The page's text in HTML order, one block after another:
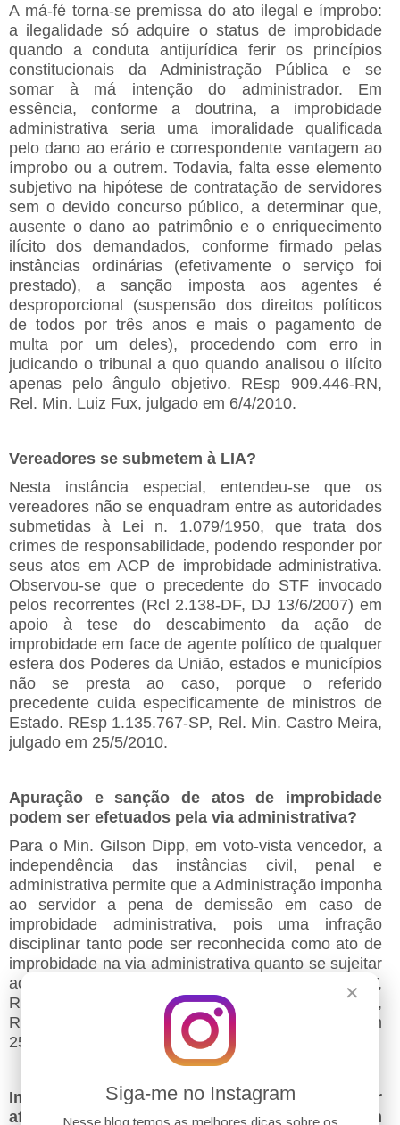
✕
Siga-me no Instagram
Nesse blog temos as melhores dicas sobre os
A má-fé torna-se premissa do ato ilegal e ímprobo:
a ilegalidade só adquire o status de improbidade
quando a conduta antijurídica ferir os princípios
constitucionais da Administração Pública e se
somar à má intenção do administrador. Em
essência, conforme a doutrina, a improbidade
administrativa seria uma imoralidade qualificada
pelo dano ao erário e correspondente vantagem ao
ímprobo ou a outrem. Todavia, falta esse elemento
subjetivo na hipótese de contratação de servidores
sem o devido concurso público, a determinar que,
ausente o dano ao patrimônio e o enriquecimento
ilícito dos demandados, conforme firmado pelas
instâncias ordinárias (efetivamente o serviço foi
prestado), a sanção imposta aos agentes é
desproporcional (suspensão dos direitos políticos
de todos por três anos e mais o pagamento de
multa por um deles), procedendo com erro in
judicando o tribunal a quo quando analisou o ilícito
apenas pelo ângulo objetivo. REsp 909.446-RN,
Rel. Min. Luiz Fux, julgado em 6/4/2010.
Vereadores se submetem à LIA?
Nesta instância especial, entendeu-se que os
vereadores não se enquadram entre as autoridades
submetidas à Lei n. 1.079/1950, que trata dos
crimes de responsabilidade, podendo responder por
seus atos em ACP de improbidade administrativa.
Observou-se que o precedente do STF invocado
pelos recorrentes (Rcl 2.138-DF, DJ 13/6/2007) em
apoio à tese do descabimento da ação de
improbidade em face de agente político de qualquer
esfera dos Poderes da União, estados e municípios
não se presta ao caso, porque o referido
precedente cuida especificamente de ministros de
Estado. REsp 1.135.767-SP, Rel. Min. Castro Meira,
julgado em 25/5/2010.
Apuração e sanção de atos de improbidade
podem ser efetuados pela via administrativa?
Para o Min. Gilson Dipp, em voto-vista vencedor, a
independência das instâncias civil, penal e
administrativa permite que a Administração imponha
ao servidor a pena de demissão em caso de
improbidade administrativa, pois uma infração
disciplinar tanto pode ser reconhecida como ato de
improbidade na via administrativa quanto se sujeitar
ao processo judicial correspondente. MS 15.054-DF,
Rel. originário Min. Napoleão Nunes Maia Filho,
Rel. para acórdão Min. Gilson Dipp, julgado em
25/5/2011.
Imposição de ressarcimento ao erário pode ser
afastada nos casos de ato ímprobo com